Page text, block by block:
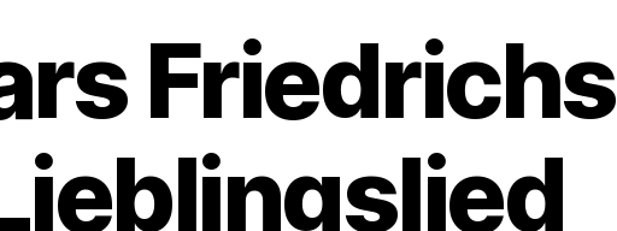
Friedrichs